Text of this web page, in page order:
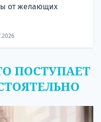
от желающих
ПОСТУПАЕТ